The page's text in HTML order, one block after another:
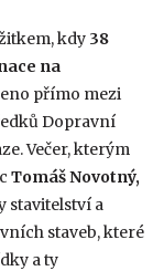
kdy 38
na
přímo mezi
Dopravní
Večer, kterým
Tomáš Novotný,
stavitelství a
staveb, které
a ty